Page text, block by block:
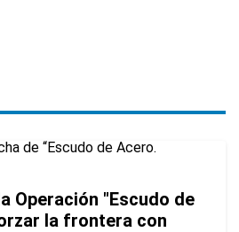
Operación "Escudo de
la frontera con